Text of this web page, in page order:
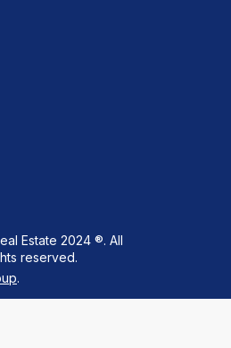
Estate 2024 ®. All
reserved.
.